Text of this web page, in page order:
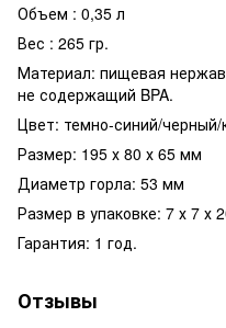
Объем : 0,35 л
Вес : 265 гр.
Материал: пищевая
не содержащий BPA.
Цвет: темно-синий/черный/
Размер: 195 х 80 х 65 мм
Диаметр горла: 53 мм
Размер в упаковке: 7 х 7 х
Гарантия: 1 год.
Отзывы